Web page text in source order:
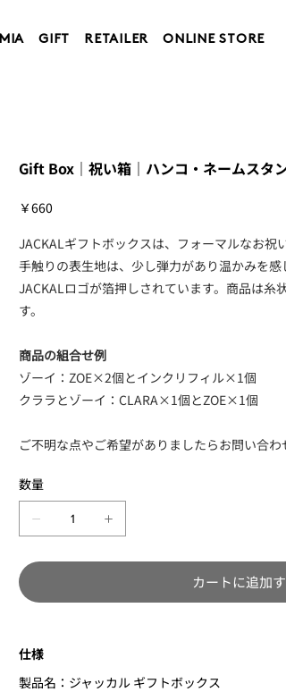
MIA GIFT RETAILER ONLINE STORE
Gift Box｜祝い箱｜ハンコ・ネームスタ
価
格
￥660
JACKALギフトボックスは、フォーマルなお祝
手触りの表生地は、少し弾力があり温かみを
JACKALロゴが箔押しされています。商品は糸
す。
商品の組合せ例
ゾーイ：ZOE×2個とインクリフィル×1個
クララとゾーイ：CLARA×1個とZOE×1個
ご不明な点やご希望がありましたらお問い合わ
数量
カートに追加
仕様
製品名：ジャッカル ギフトボックス